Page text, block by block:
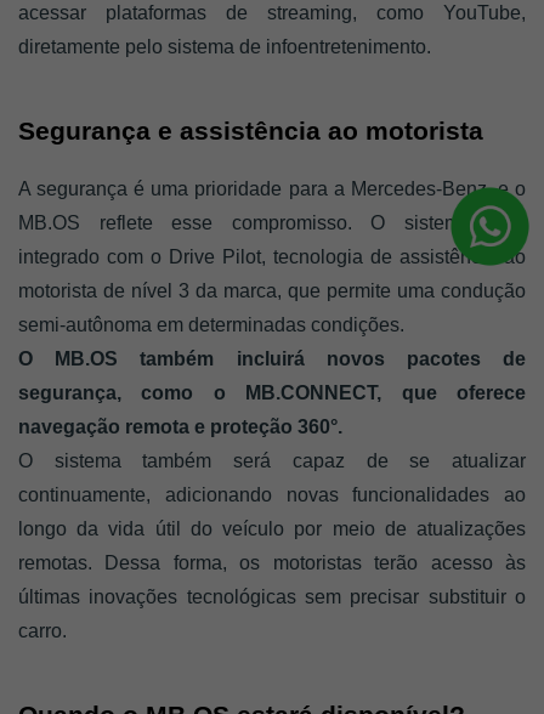
acessar plataformas de streaming, como YouTube,
diretamente pelo sistema de infoentretenimento.
Segurança e assistência ao motorista
A segurança é uma prioridade para a Mercedes-Benz, e o
MB.OS reflete esse compromisso. O sistema está
integrado com o Drive Pilot, tecnologia de assistência ao
motorista de nível 3 da marca, que permite uma condução
semi-autônoma em determinadas condições.
O MB.OS também incluirá novos pacotes de
segurança, como o MB.CONNECT, que oferece
navegação remota e proteção 360°.
O sistema também será capaz de se atualizar
continuamente, adicionando novas funcionalidades ao
longo da vida útil do veículo por meio de atualizações
remotas. Dessa forma, os motoristas terão acesso às
últimas inovações tecnológicas sem precisar substituir o
carro.